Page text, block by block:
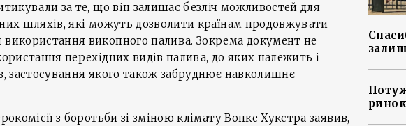
за те, що він залишає безліч можливостей для
шляхів, які можуть дозволити країнам продовжувати
викопного палива. Зокрема документ не
перехідних видів палива, до яких належить і
застосування якого також забруднює навколишнє
з боротьби зі зміною клімату Вопке Хукстра заявив,